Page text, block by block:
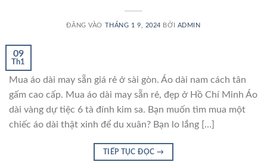
ĐĂNG VÀO THÁNG 1 9, 2024 BỞI ADMIN
09
Th1
Mua áo dài may sẵn giá rẻ ở sài gòn. Áo dài nam cách tân
gấm cao cấp. Mua áo dài may sẵn rẻ, đẹp ở Hồ Chí Minh Áo
dài vàng dự tiệc 6 tà đính kim sa. Bạn muốn tìm mua một
chiếc áo dài thật xinh để du xuân? Bạn lo lắng […]
TIẾP TỤC ĐỌC →